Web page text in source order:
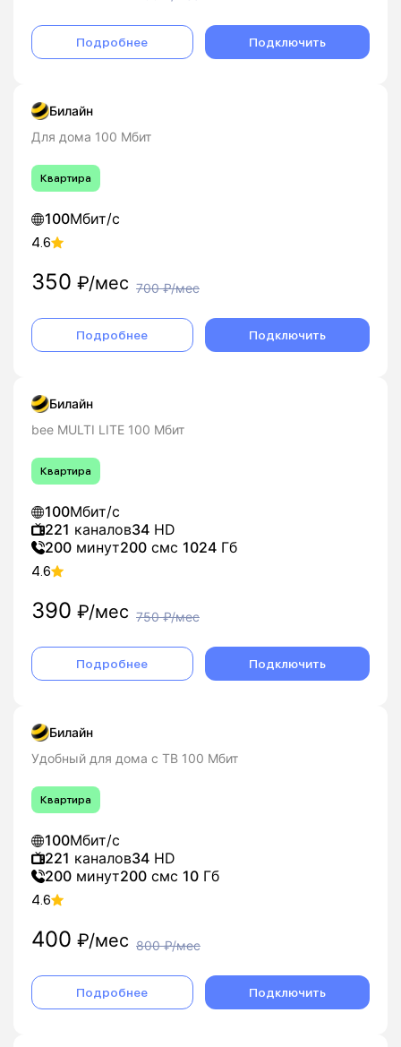
Подробнее Подключить
Билайн
Для дома 100 Мбит
Квартира
100Мбит/с
4.6
350 ₽/мес 700₽/мес
Подробнее Подключить
Билайн
bee MULTI LITE 100 Мбит
Квартира
100Мбит/с
221 каналов34 HD
200 минут200 смс 1024 Гб
4.6
390 ₽/мес 750₽/мес
Подробнее Подключить
Билайн
Удобный для дома с ТВ 100 Мбит
Квартира
100Мбит/с
221 каналов34 HD
200 минут200 смс 10 Гб
4.6
400 ₽/мес 800₽/мес
Подробнее Подключить